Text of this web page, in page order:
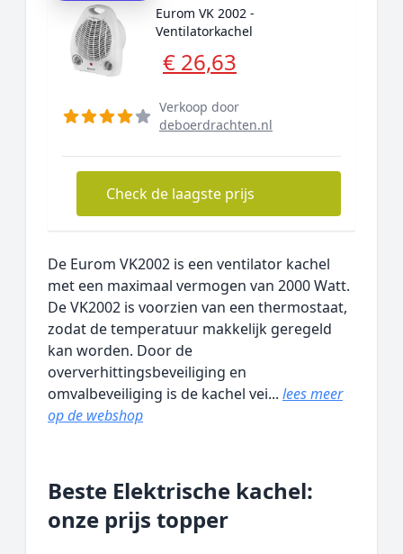
Alternatieven
Prijsniveaus
Eurom VK 2002 -
Ventilatorkachel
€ 26,63
Verkoop door
deboerdrachten.nl
Check de laagste prijs
De Eurom VK2002 is een ventilator kachel
met een maximaal vermogen van 2000 Watt.
De VK2002 is voorzien van een thermostaat,
zodat de temperatuur makkelijk geregeld
kan worden. Door de
oververhittingsbeveiliging en
omvalbeveiliging is de kachel vei... lees meer
op de webshop
Beste Elektrische kachel:
onze prijs topper